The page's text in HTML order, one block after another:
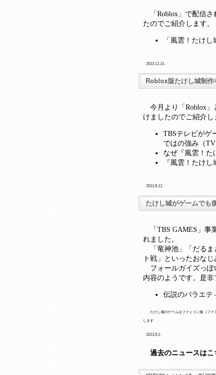
「Roblox」で配信さ
たのでご紹介します。
「風雲！たけ
2023.12.31.
Roblox版たけし城制
今月より「Roblox」
けましたのでご紹介し
TBSテレビがゲ
ではの強み（TV
なぜ『風雲！た
『風雲！たけ
2023.9.12.
たけし城がゲームでも
「TBS GAMES」事
れました。
「竜神池」「だるま
ト戦」といったおな
フォールガイズっぽ
内容のようです。是非
伝説のバラエテ
たけし城のゲームはファミコン版（フ
します
2023.9.2.
過去のニュースはこ